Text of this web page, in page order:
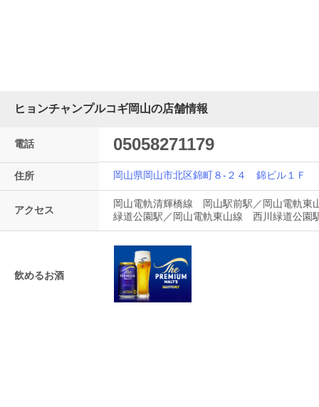
ヒョンチャンプルコギ岡山の店舗情報
電話 05058271179
住所 岡山県岡山市北区錦町８-２４ 錦ビル１Ｆ
アクセス
岡山電軌清輝橋線 岡山駅前駅／岡山電軌
緑道公園駅／岡山電軌東山線 西川緑道公園
飲めるお酒